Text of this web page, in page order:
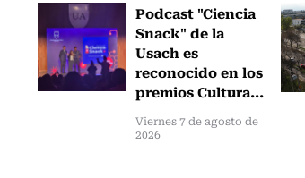
Podcast "Ciencia
Snack" de la
Usach es
reconocido en los
premios Cultura...
Viernes 7 de agosto de
2026